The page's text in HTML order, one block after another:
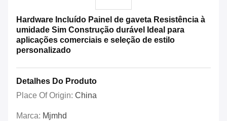
Hardware Incluído Painel de gaveta Resistência à
umidade Sim Construção durável Ideal para
aplicações comerciais e seleção de estilo
personalizado
Detalhes Do Produto
Place Of Origin: China
Marca: Mjmhd